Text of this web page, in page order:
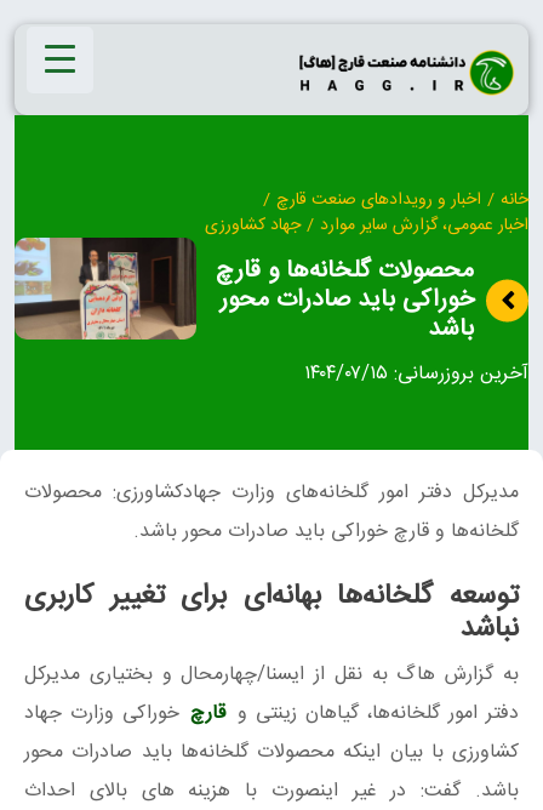
Skip
content
خانه / اخبار و رویدادهای صنعت قارچ /
اخبار عمومی، گزارش سایر موارد / جهاد کشاورزی
محصولات گلخانه‌ها و قارچ
خوراکی باید صادرات محور
باشد
آخرین بروزرسانی: ۱۴۰۴/۰۷/۱۵
مدیرکل دفتر امور گلخانه‌های وزارت جهادکشاورزی: محصولات
گلخانه‌ها و قارچ خوراکی باید صادرات محور باشد.
توسعه گلخانه‌ها بهانه‌ای برای تغییر کاربری
نباشد
به گزارش هاگ به نقل از ایسنا/چهارمحال و بختیاری مدیرکل
دفتر امور گلخانه‌ها، گیاهان زینتی و قارچ خوراکی وزارت جهاد
کشاورزی با بیان اینکه محصولات گلخانه‌ها باید صادرات محور
باشد. گفت: در غیر اینصورت با هزینه‌ های بالای احداث